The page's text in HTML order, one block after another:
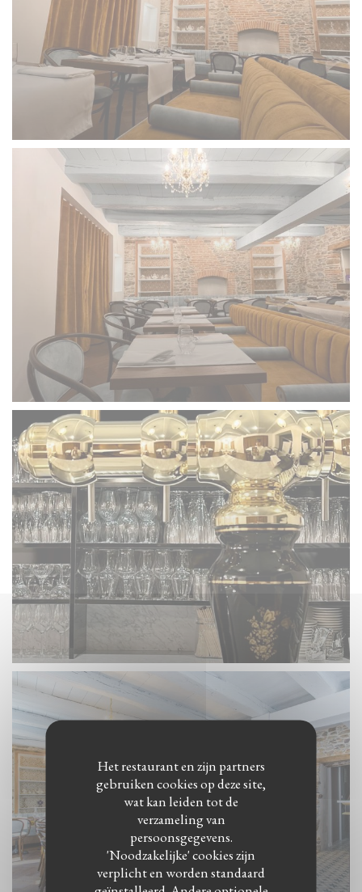
Het restaurant en zijn partners
gebruiken cookies op deze site,
wat kan leiden tot de
verzameling van
persoonsgegevens.
'Noodzakelijke' cookies zijn
verplicht en worden standaard